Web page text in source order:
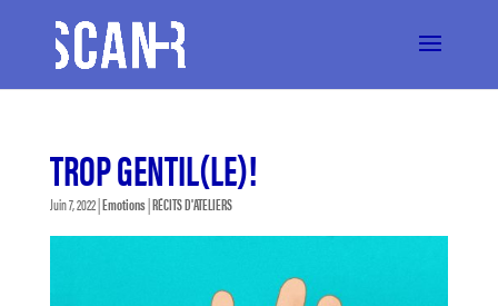
TROP GENTIL(LE)!
Juin 7, 2022|Emotions|RÉCITS D'ATELIERS